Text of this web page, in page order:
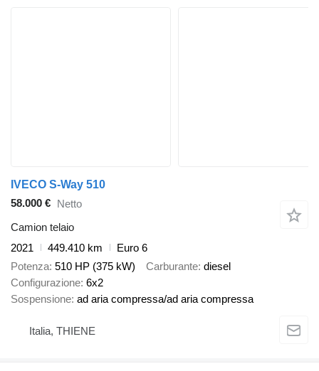
IVECO S-Way 510
58.000 € Netto
Camion telaio
2021
449.410 km
Euro 6
Potenza 510 HP (375 kW) Carburante diesel
Configurazione 6x2
Sospensione ad aria compressa/ad aria compressa
Italia, THIENE